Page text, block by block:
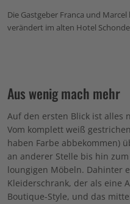
Die Gastgeber Franca und
verändert im alten Hotel
Aus wenig mach mehr
Auf den ersten Blick ist alles
Vom komplett weiß
haben Farbe abbekommen)
an anderer Stelle bis hin
loungigen Möbeln. Dahinter
Kleiderschrank, der als eine
Boutique-Style, und das